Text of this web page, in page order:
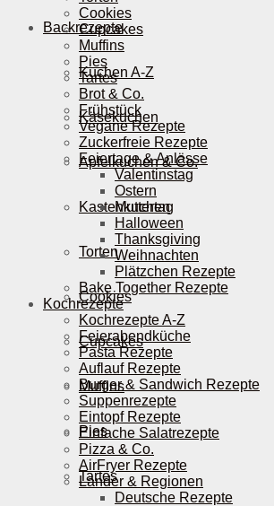
Backrezepte
Kuchen A-Z
Käsekuchen
Apfelkuchen & Co.
Kastenkuchen
Torten
Cookies
Cupcakes
Muffins
Pies
Tartes
Cookies
Cupcakes
Muffins
Pies
Tartes
Brot & Co.
Frühstück
Vegane Rezepte
Zuckerfreie Rezepte
Feiertage & Anlässe
Valentinstag
Ostern
Muttertag
Halloween
Thanksgiving
Weihnachten
Plätzchen Rezepte
Bake Together Rezepte
Kochrezepte
Kochrezepte A-Z
Feierabendküche
Pasta Rezepte
Auflauf Rezepte
Burger & Sandwich Rezepte
Suppenrezepte
Eintopf Rezepte
Einfache Salatrezepte
Pizza & Co.
AirFryer Rezepte
Länder & Regionen
Deutsche Rezepte